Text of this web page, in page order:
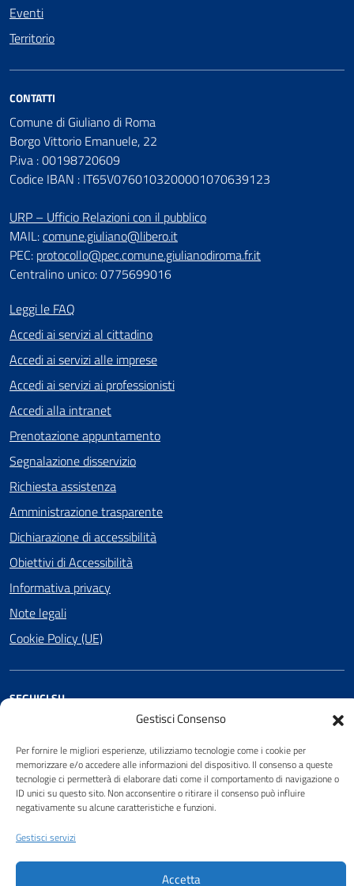
Gestisci Consenso
Per fornire le migliori esperienze, utilizziamo tecnologie come i cookie per
memorizzare e/o accedere alle informazioni del dispositivo. Il consenso a queste
tecnologie ci permetterà di elaborare dati come il comportamento di navigazione o
ID unici su questo sito. Non acconsentire o ritirare il consenso può influire
negativamente su alcune caratteristiche e funzioni.
Gestisci servizi
Accetta
Eventi
Territorio
CONTATTI
Comune di Giuliano di Roma
Borgo Vittorio Emanuele, 22
P.iva : 00198720609
Codice IBAN : IT65V0760103200001070639123
URP – Ufficio Relazioni con il pubblico
MAIL:comune.giuliano@libero.it
PEC: protocollo@pec.comune.giulianodiroma.fr.it
Centralino unico: 0775699016
Leggi le FAQ
Accedi ai servizi al cittadino
Accedi ai servizi alle imprese
Accedi ai servizi ai professionisti
Accedi alla intranet
Prenotazione appuntamento
Segnalazione disservizio
Richiesta assistenza
Amministrazione trasparente
Dichiarazione di accessibilità
Obiettivi di Accessibilità
Informativa privacy
Note legali
Cookie Policy (UE)
SEGUICI SU
Attuazione Misure PNRR
Piano di miglioramento del sito
Sito web a cura di Yes I Code